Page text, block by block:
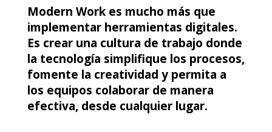
Modern Work es mucho más que
implementar herramientas digitales.
Es crear una cultura de trabajo donde
la tecnología simplifique los procesos,
fomente la creatividad y permita a
los equipos colaborar de manera
efectiva, desde cualquier lugar.